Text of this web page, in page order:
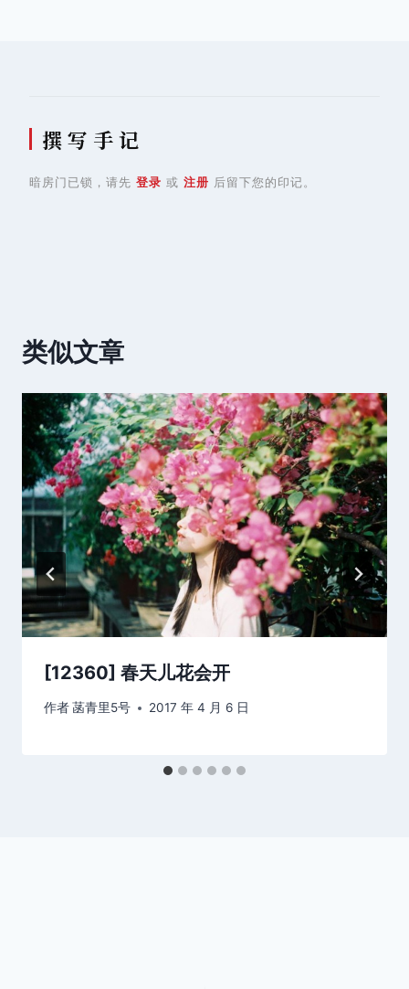
撰 写 手 记
暗房门已锁，请先 登录 或 注册 后留下您的印记。
类似文章
[12360] 春天儿花会开
作者菡青里5号 2017 年 4 月 6 日